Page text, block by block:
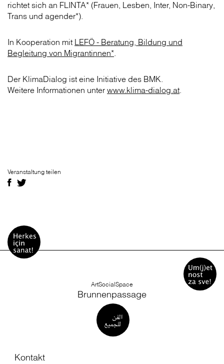
richtet sich an FLINTA* (Frauen, Lesben, Inter, Non-Binary,
Trans und agender*).
In Kooperation mit LEFÖ - Beratung, Bildung und
Begleitung von Migrantinnen*.
Der KlimaDialog ist eine Initiative des BMK.
Weitere Informationen unter www.klima-dialog.at.
Veranstaltung teilen
ArtSocialSpace
Brunnenpassage
Kontakt